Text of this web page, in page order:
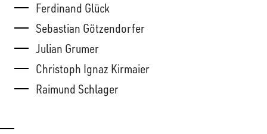
Ferdinand Glück
Sebastian Götzendorfer
Julian Grumer
Christoph Ignaz Kirmaier
Raimund Schlager